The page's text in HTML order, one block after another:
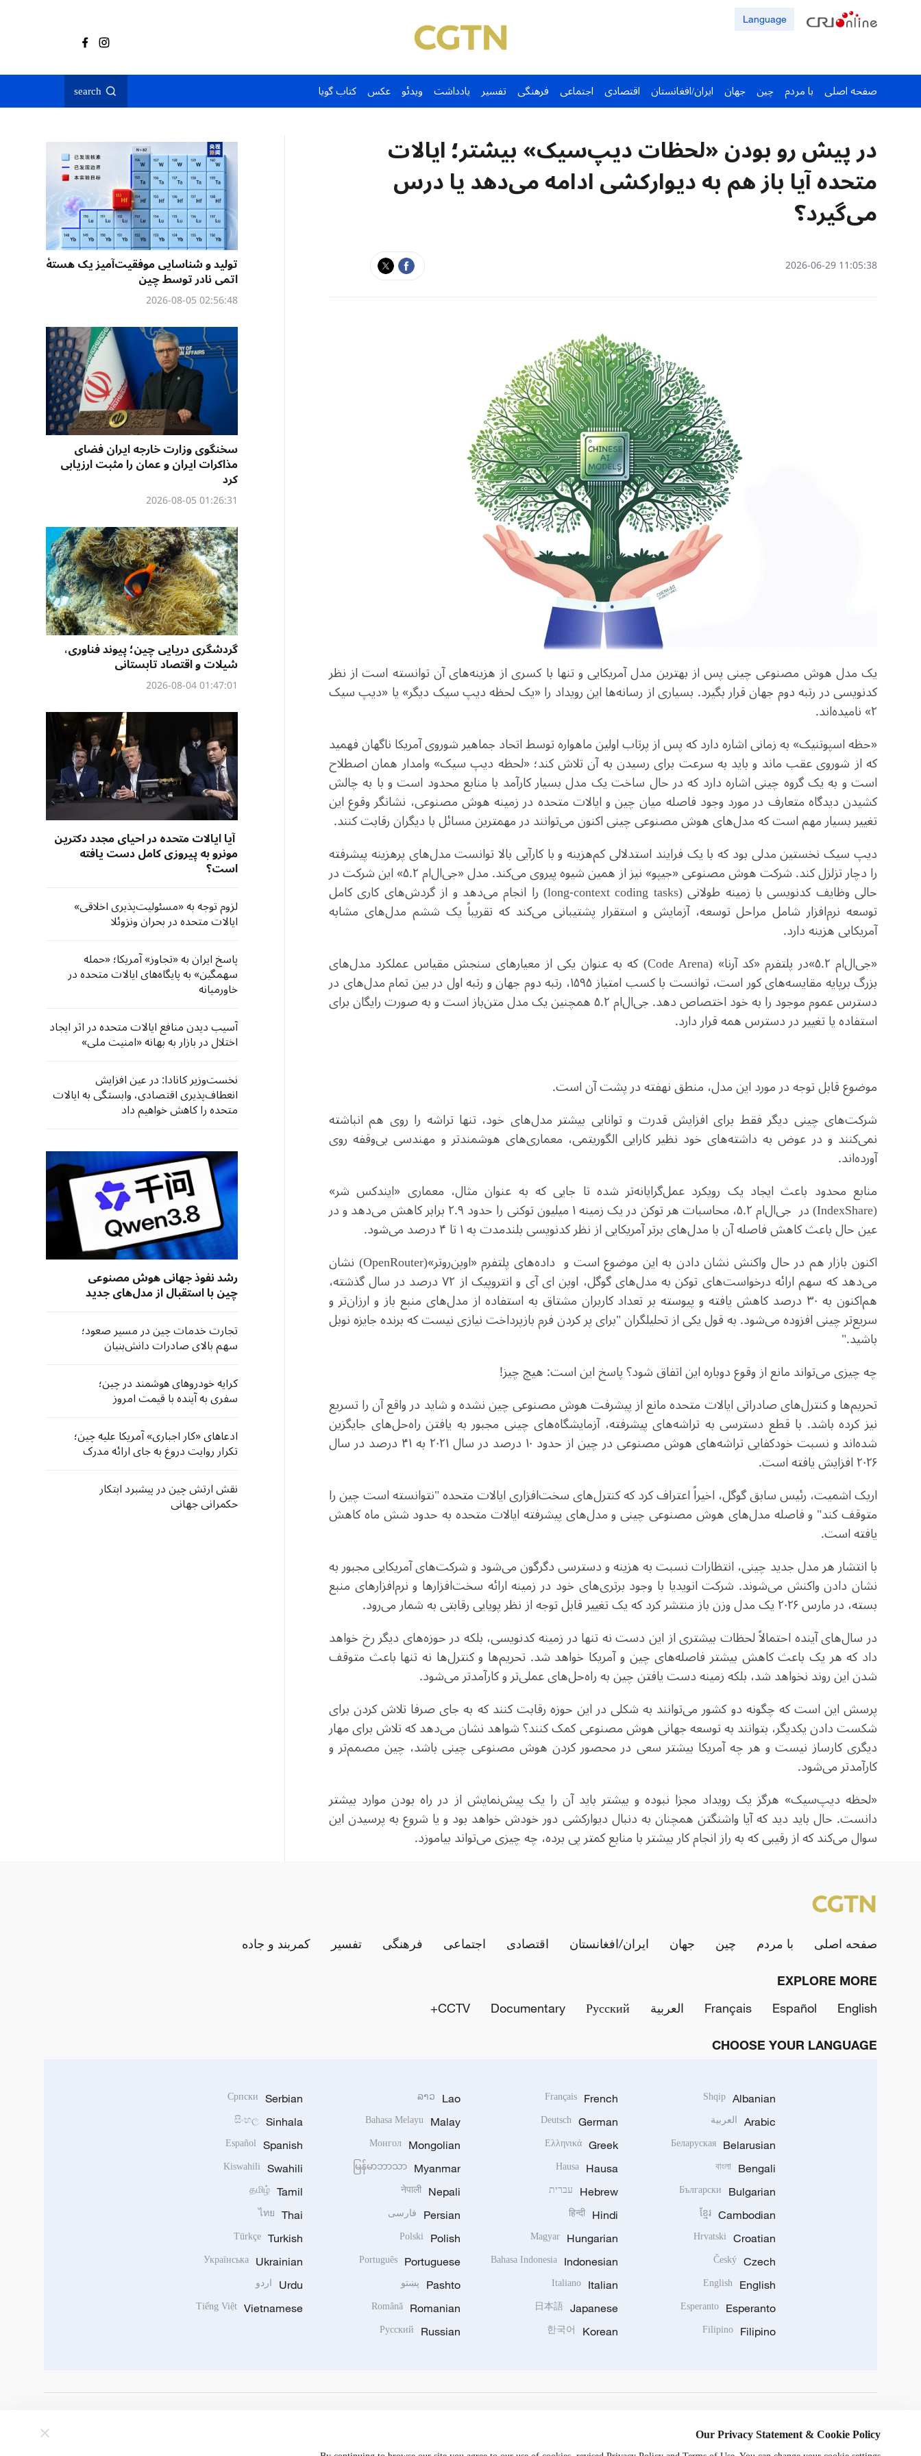
Language
صفحه اصلی با مردم چین جهان ایران/افغانستان اقتصادی اجتماعی فرهنگی تفسیر یادداشت ویدئو عکس کتاب گویا search
در پیش رو بودن «لحظات دیپ‌سیک» بیشتر؛ ایالات
متحده آیا باز هم به دیوارکشی ادامه می‌دهد یا درس
می‌گیرد؟
11:05:38 2026-06-29
یک مدل هوش مصنوعی چینی پس از بهترین مدل آمریکایی و تنها با کسری از هزینه‌های آن توانسته است از نظر
کدنویسی در رتبه دوم جهان قرار بگیرد. بسیاری از رسانه‌ها این رویداد را «یک لحظهدیپ سیکدیگر» یا «دیپ سیک
۲» نامیده‌اند.
«حظه اسپوتنیک» به زمانی اشاره دارد که پس از پرتاب اولین ماهواره توسط اتحاد جماهیر شوروی آمریکا ناگهان فهمید
که از شوروی عقب ماند و باید به سرعت برای رسیدن به آن تلاش کند؛ «لحظه دیپ سیک» وامدار همان اصطلاح
است و به یک گروه چینی اشاره دارد که در حال ساخت یک مدل بسیار کارآمد با منابع محدود است و با به چالش
کشیدن دیدگاه متعارف در مورد وجود فاصله میان چین و ایالات متحده در زمینه هوش مصنوعی، نشانگر وقوع این
تغییر بسیار مهم است که مدل‌های هوش مصنوعی چینی اکنون می‌توانند در مهمترین مسائل با دیگران رقابت کنند.
دیپ سیک نخستین مدلی بود که با یک فرایند استدلالی کم‌هزینه و با کارآیی بالا توانست مدل‌های پرهزینه پیشرفته
را دچار تزلزل کند. شرکت هوش مصنوعی «جیپو» نیز از همین شیوه پیروی می‌کند. مدل «جی‌ال‌ام ۵.۲» این شرکت در
حالی وظایف کدنویسی با زمینه طولانی (long-context coding tasks) را انجام می‌دهد و از گردش‌های کاری کامل
توسعه نرم‌افزار شامل مراحل توسعه، آزمایش و استقرار پشتیبانی می‌کند که تقریباً یک ششم مدل‌های مشابه
آمریکایی هزینه دارد.
«جی‌ال‌ام ۵.۲»در پلتفرم «کد آرنا» (
Code Arena) که به عنوان یکی از معیارهای سنجش مقیاس عملکرد مدل‌های
بزرگ برپایه مقایسه‌های کور است، توانست با کسب امتیاز ۱۵۹۵، رتبه دوم جهان و رتبه اول در بین تمام مدل‌های در
دسترس عموم موجود را به خود اختصاص دهد. جی‌ال‌ام ۵.۲ همچنین یک مدل متن‌باز است و به صورت رایگان برای
استفاده یا تغییر در دسترس همه قرار دارد.
موضوع قابل توجه در مورد این مدل، منطق نهفته در پشت آن است.
شرکت‌های چینی دیگر فقط برای افزایش قدرت و توانایی بیشتر مدل‌های خود، تنها تراشه را روی هم انباشته
نمی‌کنند و در عوض به داشته‌های خود نظیر کارایی الگوریتمی، معماری‌های هوشمندتر و مهندسی بی‌وقفه روی
آورده‌اند.
منابع محدود باعث ایجاد یک رویکرد عمل‌گرایانه‌تر شده تا جایی که به عنوان مثال، معماری «ایندکس شر»
(
IndexShare) در جی‌ال‌ام ۵.۲، محاسبات هر توکن در یک زمینه ۱ میلیون توکنی را حدود ۲.۹ برابر کاهش می‌دهد و در
عین حال باعث کاهش فاصله آن با مدل‌های برتر آمریکایی از نظر کدنویسی بلندمدت به ۱ تا ۴ درصد می‌شود.
اکنون بازار هم در حال واکنش نشان دادن به این موضوع است و داده‌های پلتفرم «اوپن‌روتر»(OpenRouter
) نشان
می‌دهد که سهم ارائه درخواست‌های توکن به مدل‌های گوگل، اوپن ای آی و انتروپیک از ۷۲ درصد در سال گذشته،
هم‌اکنون به ۳۰ درصد کاهش یافته و پیوسته بر تعداد کاربران مشتاق به استفاده از مدل‌های منبع باز و ارزان‌تر و
سریع‌تر چینی افزوده می‌شود. به قول یکی از تحلیلگران "برای پر کردن فرم بازپرداخت نیازی نیست که برنده جایزه نوبل
باشید."
چه چیزی می‌تواند مانع از وقوع دوباره این اتفاق شود؟ پاسخ این است: هیچ چیز!
تحریم‌ها و کنترل‌های صادراتی ایالات متحده مانع از پیشرفت هوش مصنوعی چین نشده و شاید در واقع آن را تسریع
نیز کرده باشد. با قطع دسترسی به تراشه‌های پیشرفته، آزمایشگاه‌های چینی مجبور به یافتن راه‌حل‌های جایگزین
شده‌اند و نسبت خودکفایی تراشه‌های هوش مصنوعی در چین از حدود ۱۰ درصد در سال ۲۰۲۱ به ۴۱ درصد در سال
۲۰۲۶ افزایش یافته است
.
اریک اشمیت، رئیس سابق گوگل، اخیراً اعتراف کرد که کنترل‌های سخت‌افزاری ایالات متحده "نتوانسته است چین را
متوقف کند" و فاصله مدل‌های هوش مصنوعی چینی و مدل‌های پیشرفته ایالات متحده به حدود شش ماه کاهش
یافته است.
با انتشار هر مدل جدید چینی، انتظارات نسبت به هزینه و دسترسی دگرگون می‌شود و شرکت‌های آمریکایی مجبور به
نشان دادن واکنش می‌شوند. شرکت انویدیا با وجود برتری‌های خود در زمینه ارائه سخت‌افزارها و نرم‌افزارهای منبع
بسته، در مارس ۲۰۲۶ یک مدل وزن باز منتشر کرد که یک تغییر قابل توجه از نظر پویایی رقابتی به شمار می‌رود.
در سال‌های آینده احتمالاً لحظات بیشتری از این دست نه تنها در زمینه کدنویسی، بلکه در حوزه‌های دیگر رخ خواهد
داد که هر یک باعث کاهش بیشتر فاصله‌های چین و آمریکا خواهد شد. تحریم‌ها و کنترل‌ها نه تنها باعث متوقف
شدن این روند نخواهد شد،‌ بلکه زمینه دست یافتن چین به راه‌حل‌های عملی‌تر و کارآمدتر می‌شود.
پرسش این است که چگونه دو کشور می‌توانند به شکلی در این حوزه رقابت کنند که به جای صرفا تلاش کردن برای
شکست دادن یکدیگر،‌ بتوانند به توسعه جهانی هوش مصنوعی کمک کنند؟ شواهد نشان می‌دهد که تلاش برای مهار
دیگری کارساز نیست و هر چه آمریکا بیشتر سعی در محصور کردن هوش مصنوعی چینی باشد، چین مصمم‌تر و
کارآمدتر می‌شود.
«لحظه دیپ‌سیک» هرگز یک رویداد مجزا نبوده و بیشتر باید آن را یک پیش‌نمایش از در راه بودن موارد بیشتر
دانست. حال باید دید که آیا واشنگتن همچنان به دنبال دیوارکشی دور خودش خواهد بود و یا شروع به پرسیدن این
سوال می‌کند که از رقیبی که به راز انجام کار بیشتر با منابع کمتر پی برده، چه چیزی می‌تواند بیاموزد.
تولید و شناسایی موفقیت‌آمیز یک هستهٔ
اتمی نادر توسط چین
02:56:48 2026-08-05
سخنگوی وزارت خارجه ایران فضای
مذاکرات ایران و عمان را مثبت ارزیابی
کرد
01:26:31 2026-08-05
گردشگری دریایی چین؛ پیوند فناوری،
شیلات و اقتصاد تابستانی
01:47:01 2026-08-04
آیا ایالات متحده در احیای مجدد دکترین
مونرو به پیروزی کامل دست یافته
است؟
لزوم توجه به «مسئولیت‌پذیری اخلاقی»
ایالات متحده در بحران ونزوئلا
پاسخ ایران به «تجاوز» آمریکا؛ «حمله
سهمگین» به پایگاه‌های ایالات متحده در
خاورمیانه
آسیب دیدن منافع ایالات متحده در اثر ایجاد
اختلال در بازار به بهانه «امنیت ملی»
نخست‌وزیر کانادا: در عین افزایش
انعطاف‌پذیری اقتصادی، وابستگی به ایالات
متحده را کاهش خواهیم داد
رشد نفوذ جهانی هوش مصنوعی
چین با استقبال از مدل‌های جدید
تجارت خدمات چین در مسیر صعود؛
سهم بالای صادرات دانش‌بنیان
کرایه خودروهای هوشمند در چین؛
سفری به آینده با قیمت امروز
ادعاهای «کار اجباری» آمریکا علیه چین؛
تکرار روایت دروغ به جای ارائه مدرک
نقش ارتش چین در پیشبرد ابتکار
حکمرانی جهانی
صفحه اصلی با مردم چین جهان ایران/افغانستان اقتصادی اجتماعی فرهنگی تفسیر کمربند و جاده
EXPLORE MORE
English
Español
Français العربية Русский
Documentary
CCTV+
CHOOSE YOUR LANGUAGE
Albanian
Shqip
Arabic العربية
Belarusian
Беларуская
Bengali
বাংলা
Bulgarian
Български
Cambodian
ខ្មែរ
Croatian
Hrvatski
Czech
Český
English
English
Esperanto
Esperanto
Filipino
Filipino
French
Français
German
Deutsch
Greek
Ελληνικά
Hausa
Hausa
Hebrew עברית
Hindi
हिन्दी
Hungarian
Magyar
Indonesian
Bahasa Indonesia
Italian
Italiano
Japanese
日本語
Korean
한국어
Lao
ລາວ
Malay
Bahasa Melayu
Mongolian
Монгол
Myanmar
မြန်မာဘာသာ
Nepali
नेपाली
Persian فارسی
Polish
Polski
Portuguese
Português
Pashto پښتو
Romanian
Română
Russian
Русский
Serbian
Српски
Sinhala
සිංහල
Spanish
Español
Swahili
Kiswahili
Tamil
தமிழ்
Thai
ไทย
Turkish
Türkçe
Ukrainian
Українська
Urdu اردو
Vietnamese
Tiếng Việt
Our Privacy Statement & Cookie Policy